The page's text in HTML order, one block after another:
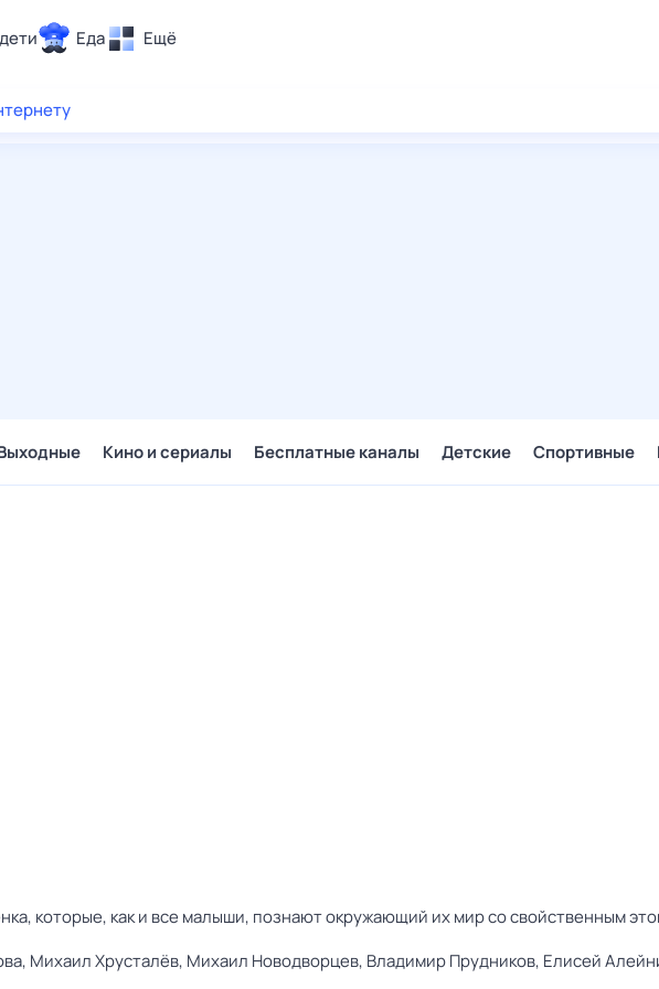
Еда Ещё
Кино и сериалы Бесплатные каналы Детские Спортивные
которые, как и все малыши, познают окружающий их мир со свойственным
Михаил Хрусталёв, Михаил Новодворцев, Владимир Прудников, Елисей